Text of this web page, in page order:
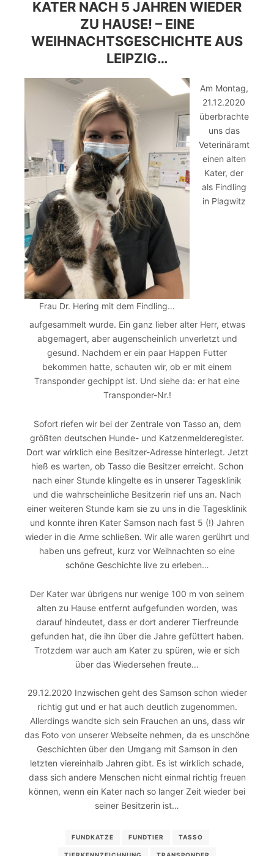
KATER NACH 5 JAHREN WIEDER
ZU HAUSE! – EINE
WEIHNACHTSGESCHICHTE AUS
LEIPZIG…
Frau Dr. Hering mit dem Findling…
Am Montag,
21.12.2020
überbrachte
uns das
Veterinäramt
einen alten
Kater, der
als Findling
in Plagwitz
aufgesammelt wurde. Ein ganz lieber alter Herr, etwas
abgemagert, aber augenscheinlich unverletzt und
gesund. Nachdem er ein paar Happen Futter
bekommen hatte, schauten wir, ob er mit einem
Transponder gechippt ist. Und siehe da: er hat eine
Transponder-Nr.!
Sofort riefen wir bei der Zentrale von Tasso an, dem
größten deutschen Hunde- und Katzenmelderegister.
Dort war wirklich eine Besitzer-Adresse hinterlegt. Jetzt
hieß es warten, ob Tasso die Besitzer erreicht. Schon
nach einer Stunde klingelte es in unserer Tagesklinik
und die wahrscheinliche Besitzerin rief uns an. Nach
einer weiteren Stunde kam sie zu uns in die Tagesklinik
und konnte ihren Kater Samson nach fast 5 (!) Jahren
wieder in die Arme schließen. Wir alle waren gerührt und
haben uns gefreut, kurz vor Weihnachten so eine
schöne Geschichte live zu erleben…
Der Kater war übrigens nur wenige 100 m von seinem
alten zu Hause entfernt aufgefunden worden, was
darauf hindeutet, dass er dort anderer Tierfreunde
gefunden hat, die ihn über die Jahre gefüttert haben.
Trotzdem war auch am Kater zu spüren, wie er sich
über das Wiedersehen freute…
29.12.2020 Inzwischen geht des Samson schon wieder
richtig gut und er hat auch deutlich zugenommen.
Allerdings wandte sich sein Frauchen an uns, dass wir
das Foto von unserer Webseite nehmen, da es unschöne
Geschichten über den Umgang mit Samson in den
letzten viereinhalb Jahren gibt. Es ist wirklich schade,
dass sich andere Menschen nicht einmal richtig freuen
können, wenn ein Kater nach so langer Zeit wieder bei
seiner Besitzerin ist…
FUNDKATZE FUNDTIER TASSO